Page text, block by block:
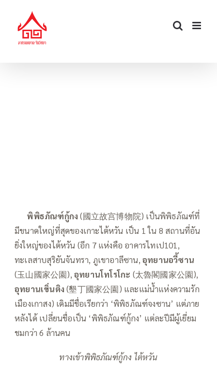
content
พิพิธภัณฑ์กู้กง(國立故宫博物院) เป็นพิพิธภัณฑ์ที่
มีขนาดใหญ่ที่สุดของเกาะไต้หวัน เป็น 1 ใน 8 สถานที่อัน
ยิ่งใหญ่ของไต้หวัน (อีก 7 แห่งคือ อาคารไทเป101,
ทะเลสาบสุริยันจันทรา, ภูเขาอาลีซาน, อุทยานอวี้ซาน
(玉山國家公園), อุทยานโทโรโกะ (太魯閣國家公園),
อุทยานเขิ่นติง (墾丁國家公園) และแม่น้ำแห่งความรัก
เมืองเกาสง) เดิมมีชื่อเรียกว่า ‘พิพิธภัณฑ์จงซาน’ แต่ภาย
หลังได้ เปลี่ยนชื่อเป็น ‘พิพิธภัณฑ์กู้กง’ แต่ละปีมีผู้เยี่ยม
ชมกว่า 6 ล้านคน
ทางเข้าพิพิธภัณฑ์กู้กง ไต้หวัน